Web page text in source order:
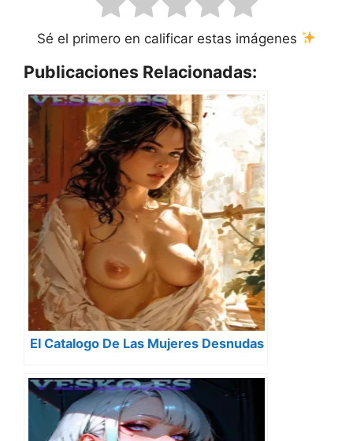
Sé el primero en calificar estas imágenes
Publicaciones Relacionadas:
El Catalogo De Las Mujeres Desnudas